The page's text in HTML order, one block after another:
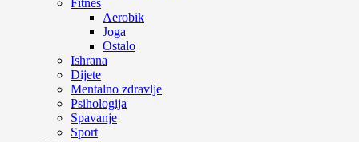
Fitnes
Aerobik
Joga
Ostalo
Ishrana
Dijete
Mentalno zdravlje
Psihologija
Spavanje
Sport